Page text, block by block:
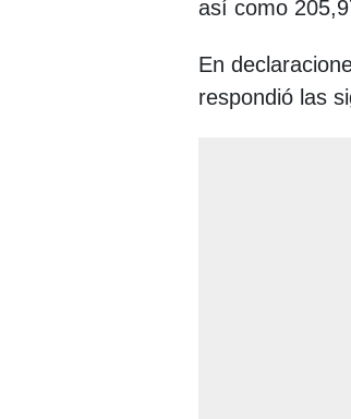
así como
En
respondió las